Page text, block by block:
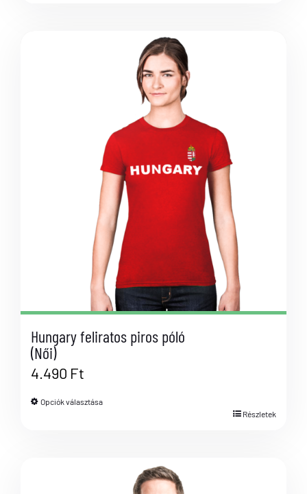
Hungary feliratos piros póló
(Női)
4.490 Ft
Opciók választása
Részletek